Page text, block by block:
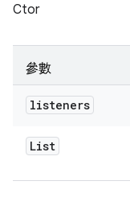
Ctor
參數
listeners
List